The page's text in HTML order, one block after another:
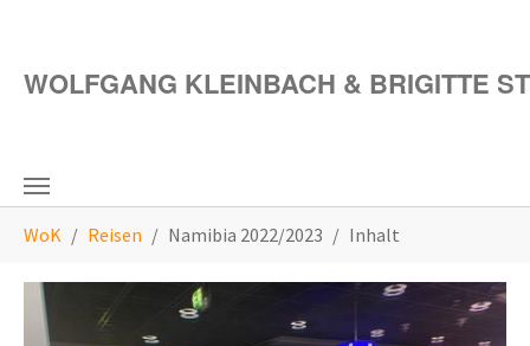
WOLFGANG KLEINBACH & BRIGITTE
WoK Reisen Namibia 2022/2023 Inhalt